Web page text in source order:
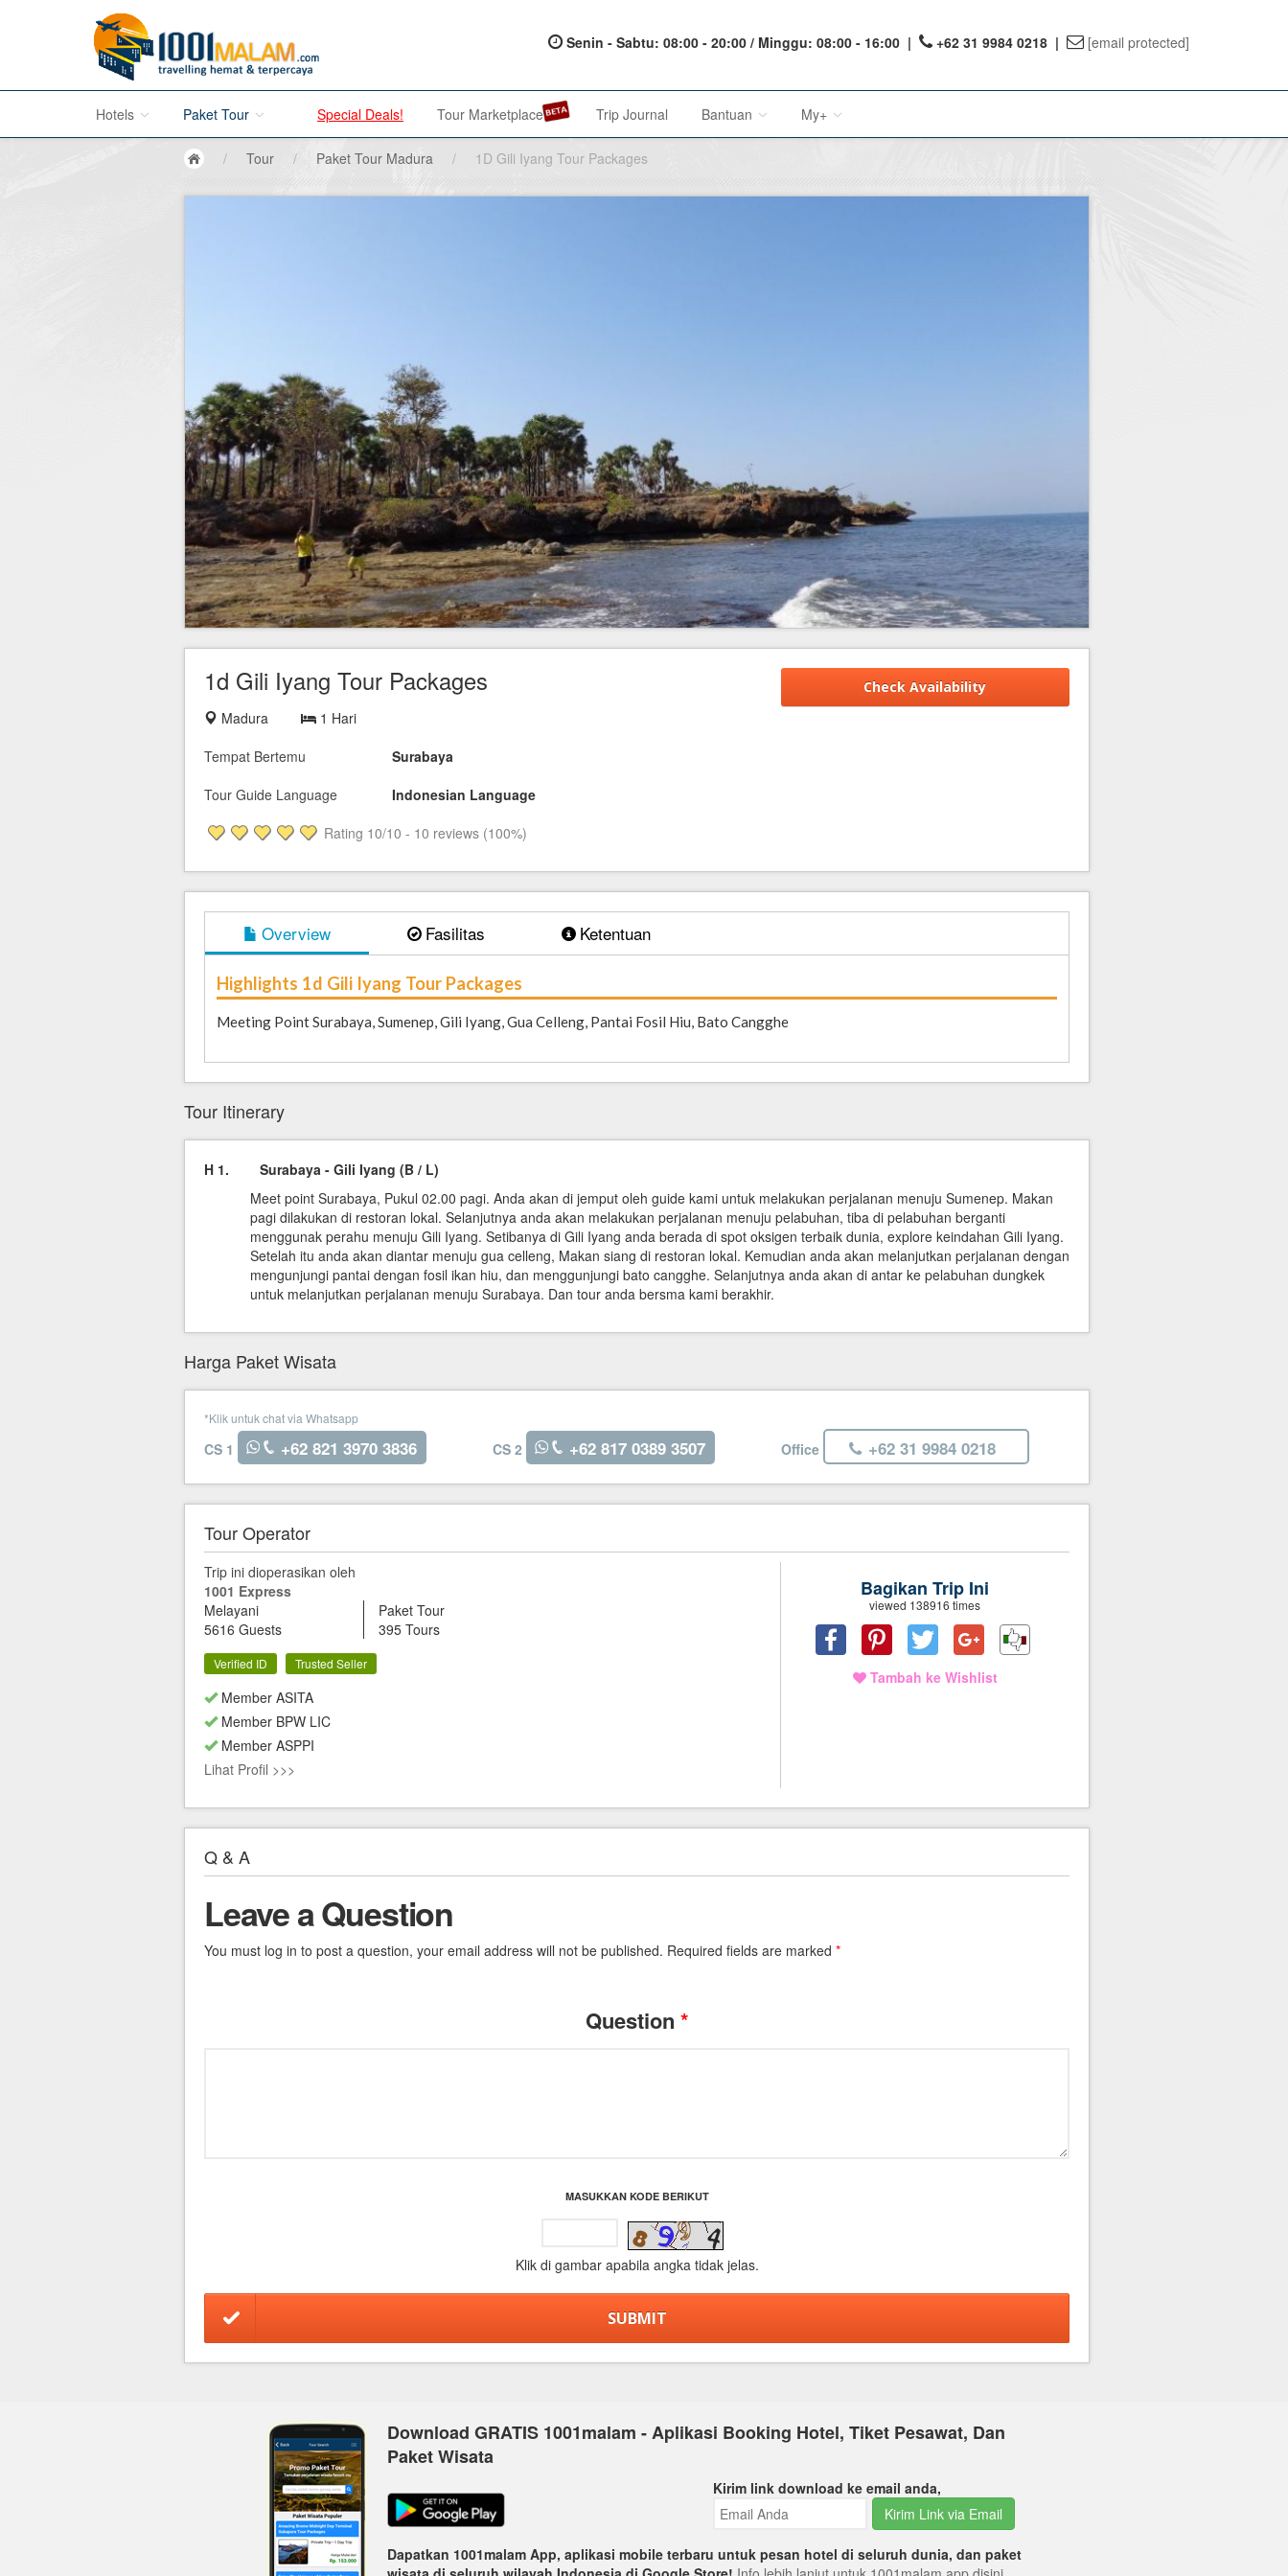
Senin - Sabtu: 08:00 - 20:00 / Minggu: 08:00 - 16:00 | +62 31 9984 0218 | [email protected]
Hotels
Hotel di Yogyakarta
Hotel di Solo (Surakarta)
Hotel di Semarang
Hotel di Medan
Hotel di Batam
Paket Tour
Promo Paket Tour Wisata
Tour di Bali
Tour di Yogya
Tour di Komodo
Tour di Lombok
Tour di Flores
Tour di Danau Toba, Medan
Tour di Singapore
Special Deals! Tour Marketplace Trip Journal Bantuan
About Us
Contact Us
My+
My Account
/ Tour / Paket Tour Madura / 1D Gili Iyang Tour Packages
1d Gili Iyang Tour Packages
Madura
1 Hari
Tempat Bertemu
Surabaya
Tour Guide Language
Indonesian Language
Rating 10/10 - 10 reviews (100%)
Check Availability
Overview Fasilitas Ketentuan
Highlights 1d Gili Iyang Tour Packages
Meeting Point Surabaya, Sumenep, Gili Iyang, Gua Celleng, Pantai Fosil Hiu, Bato Cangghe
Tour Itinerary
H 1. Surabaya - Gili Iyang (B / L)
Meet point Surabaya, Pukul 02.00 pagi. Anda akan di jemput oleh guide kami untuk melakukan perjalanan menuju Sumenep. Makan
pagi dilakukan di restoran lokal. Selanjutnya anda akan melakukan perjalanan menuju pelabuhan, tiba di pelabuhan berganti
menggunak perahu menuju Gili Iyang. Setibanya di Gili Iyang anda berada di spot oksigen terbaik dunia, explore keindahan Gili Iyang.
Setelah itu anda akan diantar menuju gua celleng, Makan siang di restoran lokal. Kemudian anda akan melanjutkan perjalanan dengan
mengunjungi pantai dengan fosil ikan hiu, dan menggunjungi bato cangghe. Selanjutnya anda akan di antar ke pelabuhan dungkek
untuk melanjutkan perjalanan menuju Surabaya. Dan tour anda bersma kami berakhir.
Harga Paket Wisata
*Klik untuk chat via Whatsapp
CS 1 +62 821 3970 3836 CS 2 +62 817 0389 3507 Office +62 31 9984 0218
Tour Operator
Trip ini dioperasikan oleh
1001 Express
Melayani
5616 Guests
Paket Tour
395 Tours
Verified ID Trusted Seller
Member ASITA
Member BPW LIC
Member ASPPI
Lihat Profil >>>
Bagikan Trip Ini
viewed 138916 times
Tambah ke Wishlist
Q & A
Leave a Question
You must log in to post a question, your email address will not be published. Required fields are marked *
Question *
MASUKKAN KODE BERIKUT
Klik di gambar apabila angka tidak jelas.
Download GRATIS 1001malam - Aplikasi Booking Hotel, Tiket Pesawat, Dan
Paket Wisata
Kirim link download ke email anda,
Kirim Link via Email
Dapatkan 1001malam App, aplikasi mobile terbaru untuk pesan hotel di seluruh dunia, dan paket